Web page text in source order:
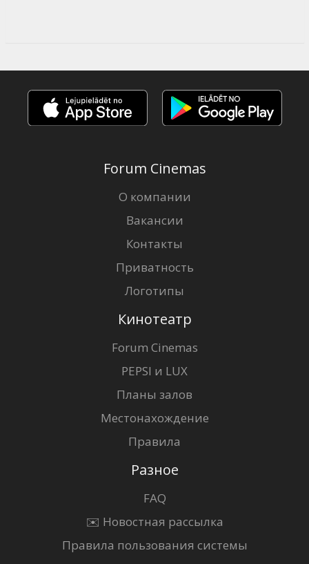
Forum Cinemas
О компании
Вакансии
Контакты
Приватность
Логотипы
Кинотеатр
Forum Cinemas
PEPSI и LUX
Планы залов
Местонахождение
Правила
Разное
FAQ
✉️ Новостная рассылка
Правила пользования системы